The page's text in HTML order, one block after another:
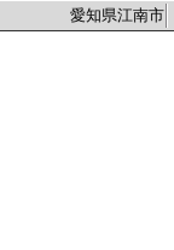
愛知県江南市